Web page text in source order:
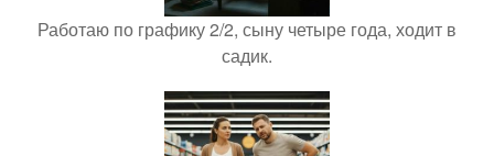
Работаю по графику 2/2, сыну четыре года, ходит в
садик.